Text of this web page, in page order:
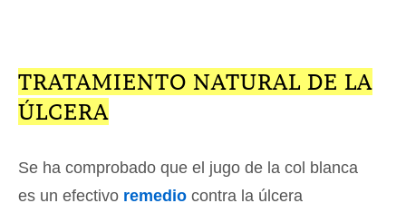
TRATAMIENTO NATURAL DE LA
ÚLCERA
Se ha comprobado que el jugo de la col blanca
es un efectivo remedio contra la úlcera